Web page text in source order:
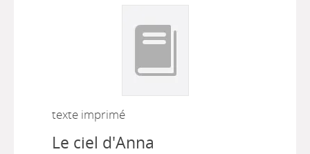
texte imprimé
Le ciel d'Anna